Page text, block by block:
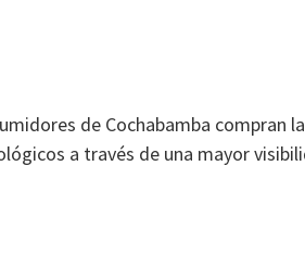
de Cochabamba compran
a través de una mayor